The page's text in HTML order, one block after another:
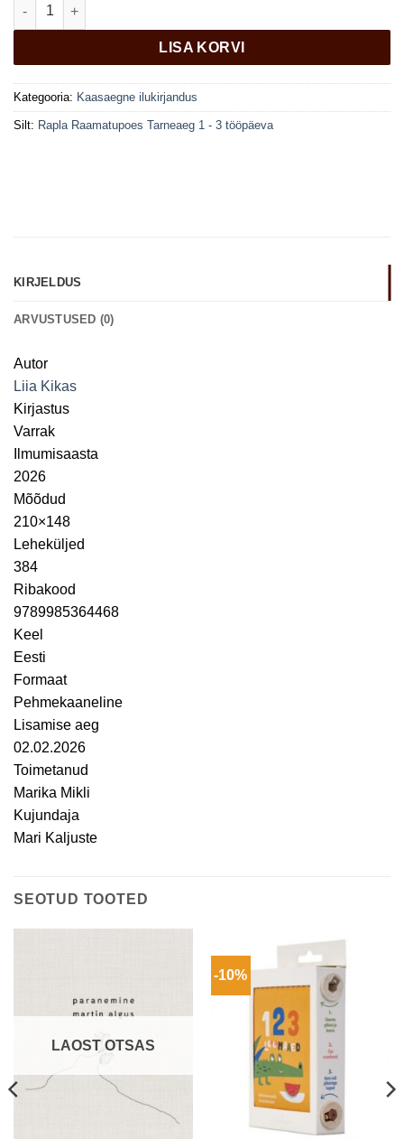
LISA KORVI
Kategooria: Kaasaegne ilukirjandus
Silt: Rapla Raamatupoes Tarneaeg 1 - 3 tööpäeva
KIRJELDUS
ARVUSTUSED (0)
Autor
Liia Kikas
Kirjastus
Varrak
Ilmumisaasta
2026
Mõõdud
210×148
Leheküljed
384
Ribakood
9789985364468
Keel
Eesti
Formaat
Pehmekaaneline
Lisamise aeg
02.02.2026
Toimetanud
Marika Mikli
Kujundaja
Mari Kaljuste
SEOTUD TOOTED
LAOST OTSAS
-10%